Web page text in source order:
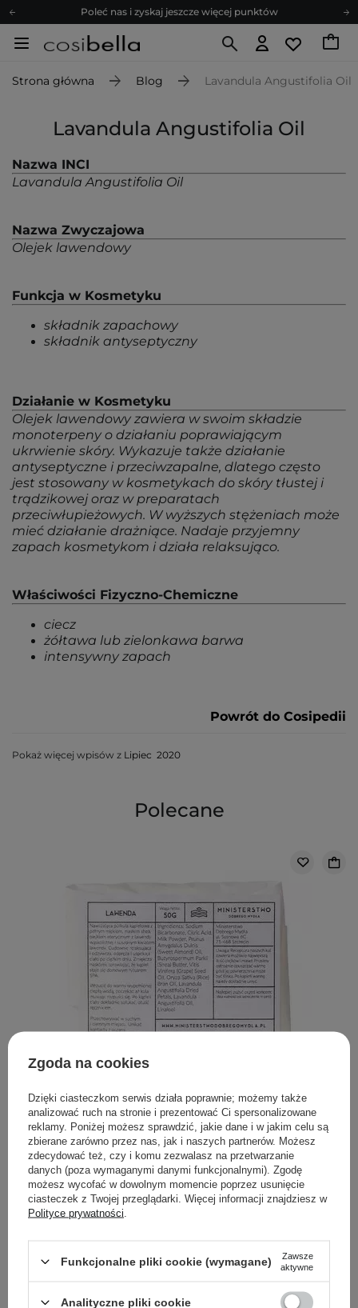
Poleć nas i zyskaj jeszcze więcej punktów
Zapisz się na newsletter pełen porad
Z nami to możliwe! Realizacja zamówienia do 24h.
Zapisz się na newsletter pełen porad
Strona główna Blog Lavandula Angustifolia Oil
Lavandula Angustifolia Oil
Nazwa INCI
Lavandula Angustifolia Oil
Nazwa Zwyczajowa
Olejek lawendowy
Funkcja w Kosmetyku
składnik zapachowy
składnik antyseptyczny
Działanie w Kosmetyku
Olejek lawendowy zawiera w swoim składzie
monoterpeny o działaniu poprawiającym
ukrwienie skóry. Wykazuje także działanie
antyseptyczne i przeciwzapalne, dlatego często
jest stosowany w kosmetykach do skóry tłustej i
trądzikowej oraz w preparatach
przeciwłupieżowych. W wyższych stężeniach może
mieć działanie drażniące. Nadaje przyjemny
zapach kosmetykom i działa relaksująco.
Właściwości Fizyczno-Chemiczne
ciecz
żółtawa lub zielonkawa barwa
intensywny zapach
Powrót do Cosipedii
Pokaż więcej wpisów z Lipiec 2020
Polecane
Ministerstwo Dobrego Mydła - Półkula do Kąpieli
Lawenda - 50g
12,90 zł
Zgoda na cookies
Dzięki ciasteczkom serwis działa poprawnie; możemy także
analizować ruch na stronie i prezentować Ci spersonalizowane
reklamy. Poniżej możesz sprawdzić, jakie dane i w jakim celu są
zbierane zarówno przez nas, jak i naszych partnerów. Możesz
zdecydować też, czy i komu zezwalasz na przetwarzanie
danych (poza wymaganymi danymi funkcjonalnymi). Zgodę
możesz wycofać w dowolnym momencie poprzez usunięcie
ciasteczek z Twojej przeglądarki. Więcej informacji znajdziesz w
Polityce prywatności
Funkcjonalne pliki cookie (wymagane)
Zawsze
aktywne
Analityczne pliki cookie